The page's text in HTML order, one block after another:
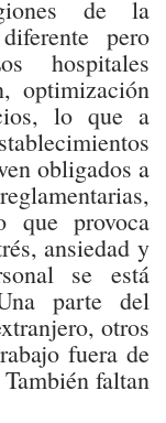
de la
pero
hospitales
optimización
lo que a
obligados a
que provoca
ansiedad y
se está
parte del
otros
fuera de
faltan